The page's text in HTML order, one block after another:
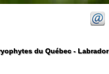
du Québec - Labrador